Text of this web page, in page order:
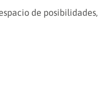
de posibilidades,